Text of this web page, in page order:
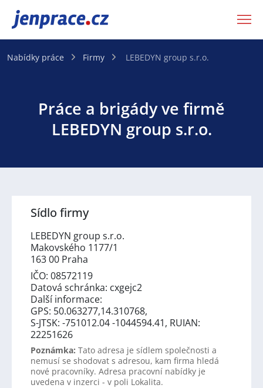
JenPráce.cz
Nabídky práce Firmy LEBEDYN group s.r.o.
Práce a brigády ve firmě
LEBEDYN group s.r.o.
Sídlo firmy
LEBEDYN group s.r.o.
Makovského 1177/1
163 00 Praha
IČO: 08572119
Datová schránka: cxgejc2
Další informace:
GPS: 50.063277,14.310768,
S-JTSK: -751012.04 -1044594.41, RUIAN:
22251626
Poznámka: Tato adresa je sídlem společnosti a
nemusí se shodovat s adresou, kam firma hledá
nové pracovníky. Adresa pracovní nabídky je
uvedena v inzerci - v poli Lokalita.